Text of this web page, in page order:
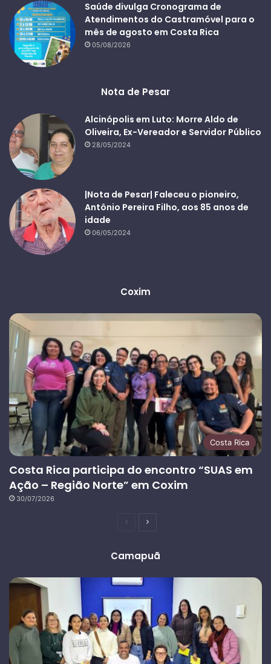
Saúde divulga Cronograma de
Atendimentos do Castramóvel para o
mês de agosto em Costa Rica
05/08/2026
Nota de Pesar
Alcinópolis em Luto: Morre Aldo de
Oliveira, Ex-Vereador e Servidor Público
28/05/2024
|Nota de Pesar| Faleceu o pioneiro,
Antônio Pereira Filho, aos 85 anos de
idade
06/05/2024
Coxim
Costa Rica
Costa Rica participa do encontro “SUAS em
Ação – Região Norte” em Coxim
30/07/2026
PáginaPróxima
Camapuã